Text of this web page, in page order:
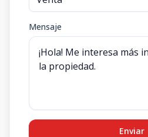
Mensaje
Enviar